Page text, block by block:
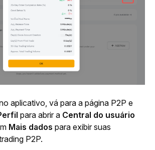
aplicativo, vá para a página P2P e
para abrir a Central do usuário
Mais dados para exibir suas
P2P.